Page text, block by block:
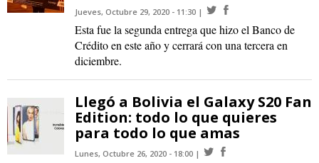
Jueves, Octubre 29, 2020 - 11:30
Esta fue la segunda entrega que hizo el Banco de
Crédito en este año y cerrará con una tercera en
diciembre.
Llegó a Bolivia el Galaxy S20 Fan
Edition: todo lo que quieres
para todo lo que amas
Lunes, Octubre 26, 2020 - 18:00